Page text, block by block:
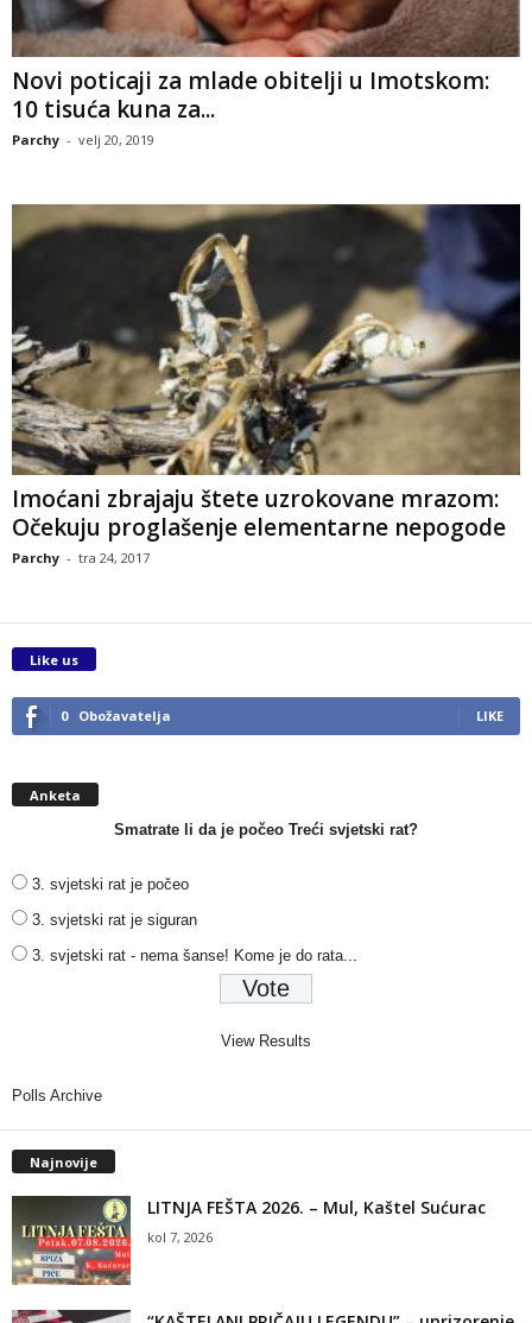
Novi poticaji za mlade obitelji u Imotskom:
10 tisuća kuna za...
Parchy - velj 20, 2019
Imoćani zbrajaju štete uzrokovane mrazom:
Očekuju proglašenje elementarne nepogode
Parchy - tra 24, 2017
Like us
0 Obožavatelja LIKE
Anketa
Smatrate li da je počeo Treći svjetski rat?
3. svjetski rat je počeo
3. svjetski rat je siguran
3. svjetski rat - nema šanse! Kome je do rata...
View Results
Polls Archive
Najnovije
LITNJA FEŠTA 2026. – Mul, Kaštel Sućurac
kol 7, 2026